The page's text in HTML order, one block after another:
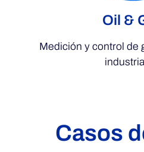
Oil &
Medición y control de
Casos